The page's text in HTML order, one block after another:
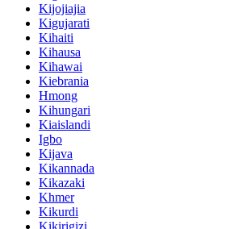
Kijojiajia
Kigujarati
Kihaiti
Kihausa
Kihawai
Kiebrania
Hmong
Kihungari
Kiaislandi
Igbo
Kijava
Kikannada
Kikazaki
Khmer
Kikurdi
Kikirigizi